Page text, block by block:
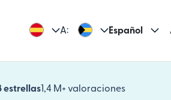
A: Español
estrellas1,4 M+ valoraciones
(se abre